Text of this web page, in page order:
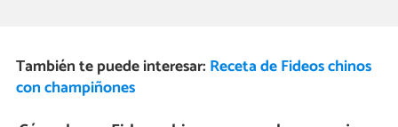
También te puede interesar: Receta de Fideos chinos
con champiñones